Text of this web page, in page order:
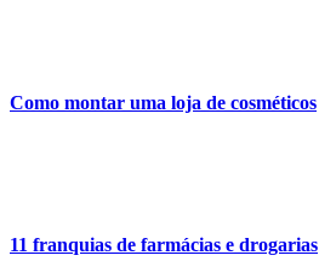
Como montar uma loja de cosméticos
11 franquias de farmácias e drogarias